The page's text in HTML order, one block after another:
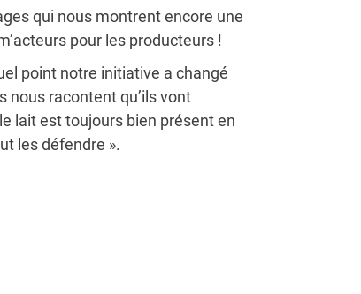
qui nous montrent encore une
pour les producteurs !
point notre initiative a changé
nous racontent qu’ils vont
lait est toujours bien présent en
les défendre ».